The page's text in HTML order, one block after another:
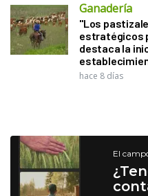
Ganadería
"Los
estratégicos
destaca la
hace 8 días
El